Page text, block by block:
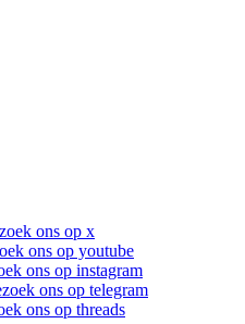
ons op x
ons op youtube
ons op instagram
ons op telegram
ons op threads